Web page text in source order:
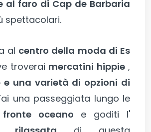
al faro di Cap de Barbaria
spettacolari.
al centro della moda di Es
troverai mercatini hippie,
e una varietà di opzioni di
una passeggiata lungo le
fronte oceano e goditi l'